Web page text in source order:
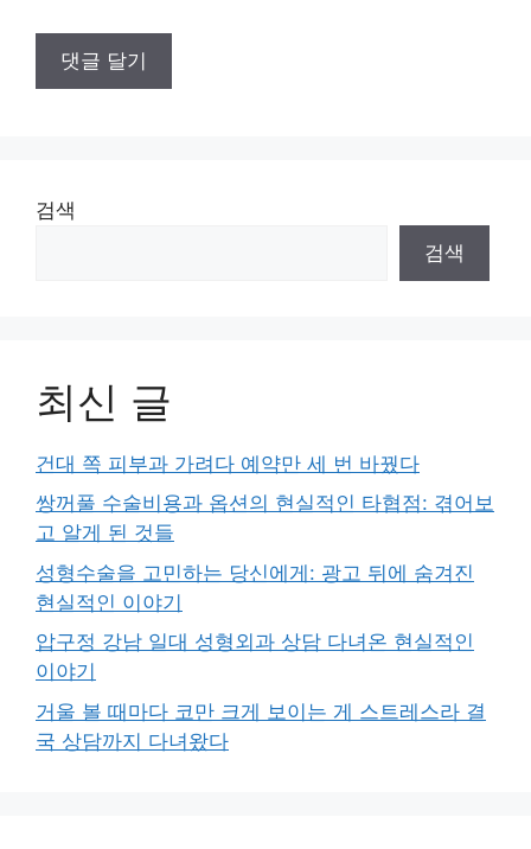
검색
검색
최신 글
건대 쪽 피부과 가려다 예약만 세 번 바꿨다
쌍꺼풀 수술비용과 옵션의 현실적인 타협점: 겪어보
고 알게 된 것들
성형수술을 고민하는 당신에게: 광고 뒤에 숨겨진
현실적인 이야기
압구정 강남 일대 성형외과 상담 다녀온 현실적인
이야기
거울 볼 때마다 코만 크게 보이는 게 스트레스라 결
국 상담까지 다녀왔다